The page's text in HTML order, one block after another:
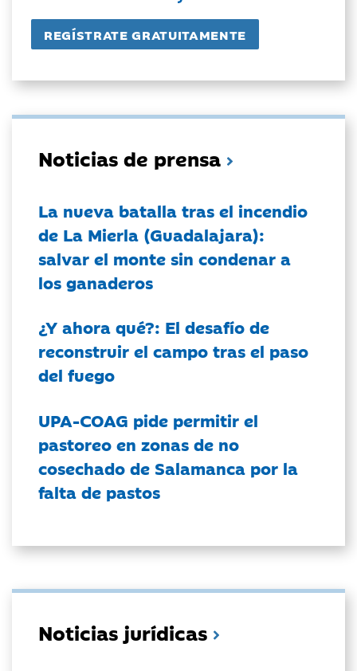
Noticias de prensa
La nueva batalla tras el incendio
de La Mierla (Guadalajara):
salvar el monte sin condenar a
los ganaderos
¿Y ahora qué?: El desafío de
reconstruir el campo tras el paso
del fuego
UPA-COAG pide permitir el
pastoreo en zonas de no
cosechado de Salamanca por la
falta de pastos
Noticias jurídicas